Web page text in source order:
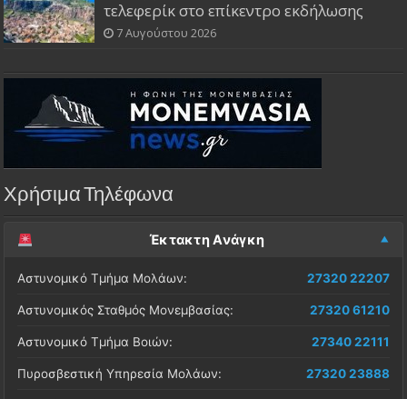
τελεφερίκ στο επίκεντρο εκδήλωσης
7 Αυγούστου 2026
Χρήσιμα Τηλέφωνα
Έκτακτη Ανάγκη
Αστυνομικό Τμήμα Μολάων: 27320 22207
Αστυνομικός Σταθμός Μονεμβασίας: 27320 61210
Αστυνομικό Τμήμα Βοιών: 27340 22111
Πυροσβεστική Υπηρεσία Μολάων: 27320 23888